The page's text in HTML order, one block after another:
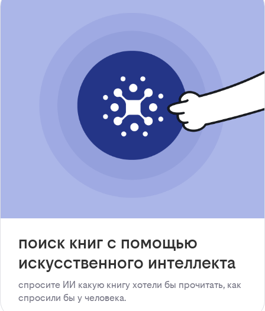
поиск книг с помощью
искусственного интеллекта
спросите ИИ какую книгу хотели бы прочитать, как
спросили бы у человека.